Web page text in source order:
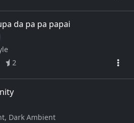
da pa pa papai
2
Dark Ambient